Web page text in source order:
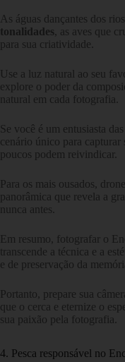
As águas dançantes dos
tonalidades , as aves que
para sua criatividade.
Use a luz natural ao seu
explore o poder da
natural em cada fotografia.
Se você é um entusiasta
cenário único para
poucos podem reivindicar.
Para os mais ousados,
panorâmica que revela a
nunca antes.
Em resumo, fotografar o
transcende a técnica e a
e de preservação da
Portanto, prepare sua
que o cerca e eternize o
sua paixão pela fotografia.
4. Pesca responsável no